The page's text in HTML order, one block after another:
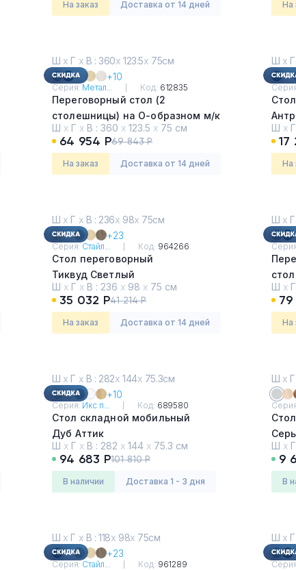
На заказ Доставка от 14 дней
Ш х Г х В : 360х 123.5х 75см
+10
Серия: Метал... Код: 612835
Переговорный стол (2
столешницы) на О-образном м/к
Вяз Благородный
Ш х Г х В : 360 х 123.5 х 75 см
64 954 Р69 843 Р
На заказ Доставка от 14 дней
Ш х Г
Ш х Г
17
Ш х Г х В : 236х 98х 75см
+23
Серия: Стайл... Код: 964266
Стол переговорный
Тиквуд Светлый
Ш х Г х В : 236 х 98 х 75 см
35 032 Р41 214 Р
На заказ Доставка от 14 дней
Ш х Г
Вяз
Ш х Г
79
Ш х Г х В : 282х 144х 75.3см
+10
Серия: Икс п... Код: 689580
Стол складной мобильный
Дуб Аттик
Ш х Г х В : 282 х 144 х 75.3 см
94 683 Р101 810 Р
в наличии Доставка 1 - 3 дня
Ш х Г
Ш х Г
9
в
Ш х Г х В : 118х 98х 75см
+23
Серия: Стайл... Код: 961289
Ш х Г